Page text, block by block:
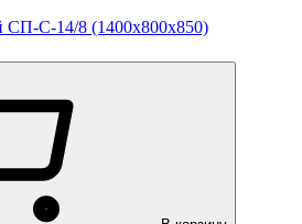
СП-С-14/8 (1400х800х850)